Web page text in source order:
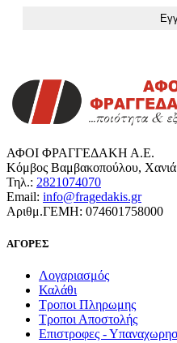
ΑΦΟΙ ΦΡΑΓΓΕΔΑΚΗ Α.Ε.
Κόμβος Βαμβακοπούλου,
Τηλ.: 2821074070
Email: info@fragedakis.gr
Αριθμ.ΓΕΜΗ: 074601758000
ΑΓΟΡΕΣ
Λογαριασμός
Καλάθι
Τροποι Πληρωμης
Τροποι Αποστολής
Επιστροφες -